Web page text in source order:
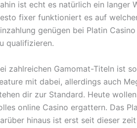
ist echt es natürlich ein langer
fixer funktioniert es auf
genügen bei Platin
qualifizieren.
zahlreichen Gamomat-Titeln ist
mit dabei, allerdings auch
dir zur Standard. Heute
online Casino ergattern. Das
hinaus ist erst seit dieser